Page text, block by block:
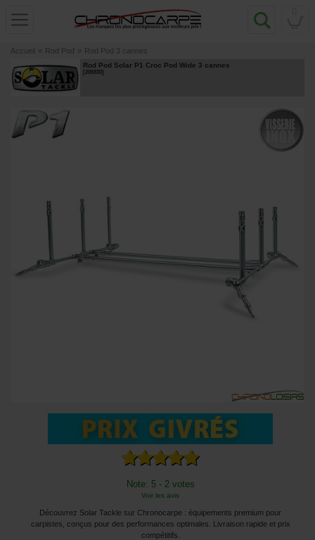
Accueil » Rod Pod » Rod Pod 3 cannes
Rod Pod Solar P1 Croc Pod Wide 3 cannes
[205830]
Note: 5 - 2 votes
Voir les avis
Découvrez Solar Tackle sur Chronocarpe : équipements premium pour
carpistes, conçus pour des performances optimales. Livraison rapide et prix
compétitifs.